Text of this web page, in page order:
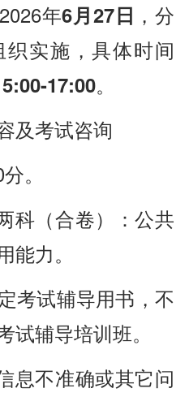
年6月27日 ，分
实施，具体时间
17:00。
及考试咨询
。
科（合卷）：公共
力。
考试辅导用书，不
试辅导培训班。
息不准确或其它问